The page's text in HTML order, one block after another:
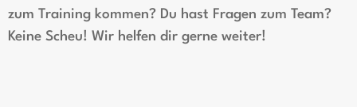
zum Training kommen? Du hast Fragen zum Team?
Keine Scheu! Wir helfen dir gerne weiter!